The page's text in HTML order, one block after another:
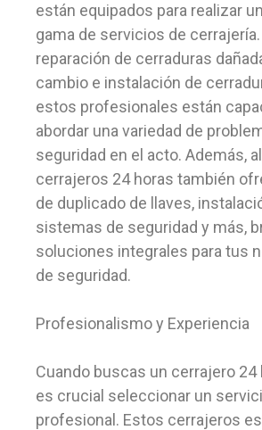
están equipados para realizar
gama de servicios de
reparación de cerraduras
cambio e instalación de
estos profesionales están
abordar una variedad de
seguridad en el acto. Además,
cerrajeros 24 horas también
de duplicado de llaves,
sistemas de seguridad y más,
soluciones integrales para tus
de seguridad.
Profesionalismo y Experiencia
Cuando buscas un cerrajero 24
es crucial seleccionar un
profesional. Estos cerrajeros